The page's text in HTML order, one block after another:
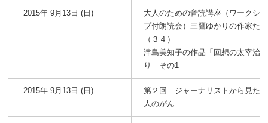
2015年 9月13日 (日)
大人のための音読講座（ワークシ
プ付朗読会）三鷹ゆかりの作家たち
（３４）
津島美知子の作品「回想の太宰治
り その1
2015年 9月13日 (日)
第２回 ジャーナリストから見た
人のがん